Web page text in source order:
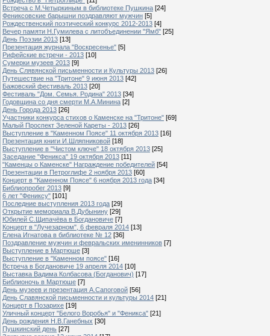
Встреча с М.Четыркиным в библиотеке Пушкина [24]
Фениксовские барышни поздравляют мужчин [5]
Рождественский поэтический конкурс 2012-2013 [4]
Вечер памяти Н.Гумилева с литобъединении "Ямб" [25]
День Поэзии 2013 [13]
Презентация журнала "Воскресенье" [5]
Рифейские встречи - 2013 [10]
Сумерки музеев 2013 [9]
День Слявянской письменности и Культуры 2013 [26]
Путешествие на "Тритоне" 9 июня 2013 [42]
Бажовский фестиваль 2013 [20]
Фестиваль "Дом. Семья. Родина" 2013 [34]
Годовщина со дня смерти М.А.Минина [2]
День Города 2013 [26]
Участники конкурса стихов о Каменске на "Тритоне" [69]
Малый Проспект Зеленой Кареты - 2013 [26]
Выступление в "Каменном Поясе" 11 октября 2013 [16]
Презентация книги И.Шляпниковой [18]
Выступление в "Чистом ключе" 18 октября 2013 [25]
Заседание "Феникса" 19 октября 2013 [11]
"Каменцы о Каменске" Награждение победителей [54]
Презентации в Петроглифе 2 ноября 2013 [60]
Концерт в "Каменном Поясе" 6 ноября 2013 года [34]
Библиопробег 2013 [9]
6 лет "Фениксу" [101]
Последние выступления 2013 года [29]
Открытие мемориала В.Дубынину [29]
Юбилей С.Щипачёва в Богдановиче [7]
Концерт в "Лучезарном", 6 февраля 2014 [13]
Елена Игнатова в библиотеке № 12 [36]
Поздравление мужчин и февральских именинников [7]
Выступление в Мартюше [3]
Выступление в "Каменном поясе" [16]
Встреча в Богдановиче 19 апреля 2014 [10]
Выставка Вадима Колбасова (Богданович) [17]
Библионочь в Мартюше [7]
День музеев и презентация А.Сапоговой [56]
День Славянской письменности и культуры 2014 [21]
Концерт в Позарихе [19]
Уличный концерт "Белого Воробья" и "Феникса" [21]
День рождения Н.В.Ганебных [30]
Пушкинский день [27]